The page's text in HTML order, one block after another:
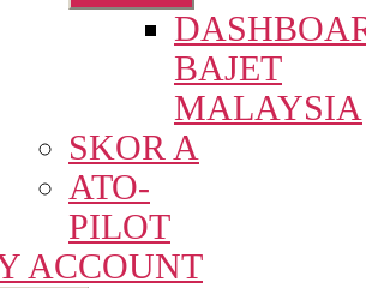
menu
BAJET
MALAYSIA
SKOR A
ATO-
PILOT
ACCOUNT